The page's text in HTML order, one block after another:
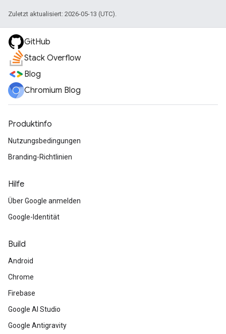
Zuletzt aktualisiert: 2026-05-13 (UTC).
GitHub
Stack Overflow
Blog
Chromium Blog
Produktinfo
Nutzungsbedingungen
Branding-Richtlinien
Hilfe
Über Google anmelden
Google-Identität
Build
Android
Chrome
Firebase
Google AI Studio
Google Antigravity